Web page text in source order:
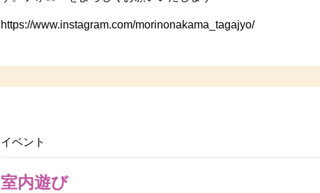
https://www.instagram.com/morinonakama_tagajyo/
イベント
室内遊び